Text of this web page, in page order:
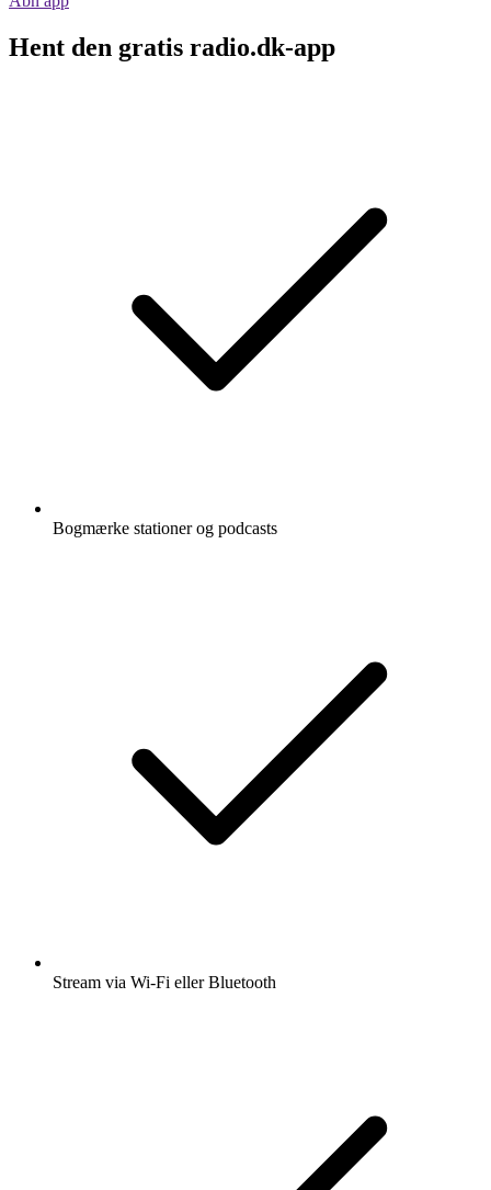
Hent den gratis radio.dk-app
Bogmærke stationer og podcasts
Stream via Wi-Fi eller Bluetooth